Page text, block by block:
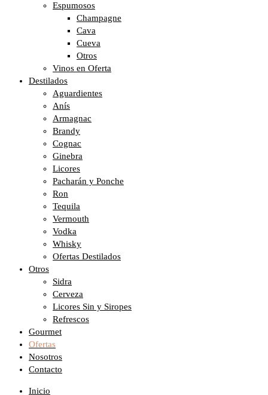
Espumosos
Champagne
Cava
Cueva
Otros
Vinos en Oferta
Destilados
Aguardientes
Anís
Armagnac
Brandy
Cognac
Ginebra
Licores
Pacharán y Ponche
Ron
Tequila
Vermouth
Vodka
Whisky
Ofertas Destilados
Otros
Sidra
Cerveza
Licores Sin y Siropes
Refrescos
Gourmet
Ofertas
Nosotros
Contacto
Inicio